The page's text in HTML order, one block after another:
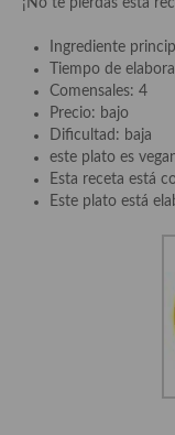
Aderezos, salsas,
aditivos
Especias, mezclas
Hierbas aromáticas
Aceites
¡No te pierdas esta
Ingrediente
Tiempo de
Comensales: 4
Precio: bajo
Dificultad: baja
este plato es
Esta receta está
Este plato está